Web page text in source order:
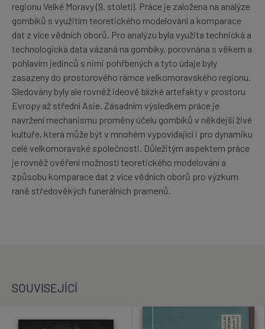
regionu Velké Moravy (9. století). Práce je založena na analýze
gombíků s využitím teoretického modelování a komparace
dat z více vědních oborů. Pro analýzu byla využita technická a
technologická data vázaná na gombíky, porovnána s věkem a
pohlavím jedinců s nimi pohřbených a tyto údaje byly
zasazeny do prostorového rámce velkomoravského regionu.
Sledovány byly ale rovněž ideově blízké artefakty v prostoru
Evropy až střední Asie. Zásadním výsledkem práce je
navržení mechanismu proměny účelu gombíků v někdejší živé
kultuře, která může být v mnohém vypovídající i pro dynamiku
celé velkomoravské společnosti. Důležitým aspektem práce
je rovněž ověření možností teoretického modelování a
způsobu komparace dat z více vědních oborů pro výzkum
raně středověkých funerálních pramenů.
SOUVISEJÍCÍ